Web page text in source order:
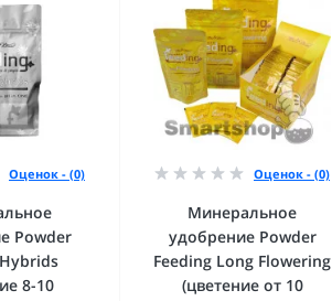
Оценок - (0)
Powder
8-10
Оценок - (0)
Минеральное
удобрение Powder
Feeding Long Flowering
(цветение от 10